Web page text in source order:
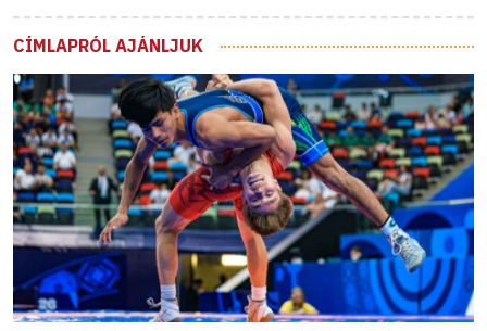
CÍMLAPRÓL AJÁNLJUK